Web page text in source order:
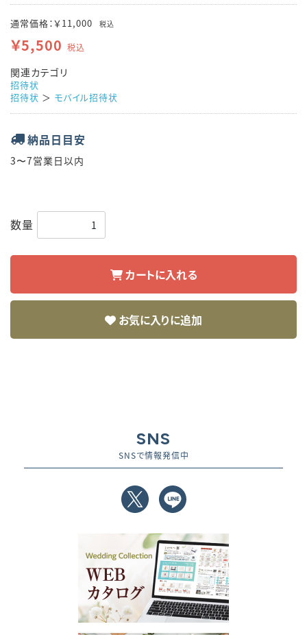
SNS
SNSで情報発信中
通常価格：￥11,000 税込
￥5,500 税込
関連カテゴリ
招待状
招待状 ＞ モバイル招待状
納品日目安
3〜7営業日以内
数量
カートに入れる
お気に入りに追加